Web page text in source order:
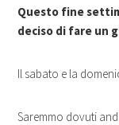
Questo fine
deciso di fare un
Il sabato e la
Saremmo dovuti